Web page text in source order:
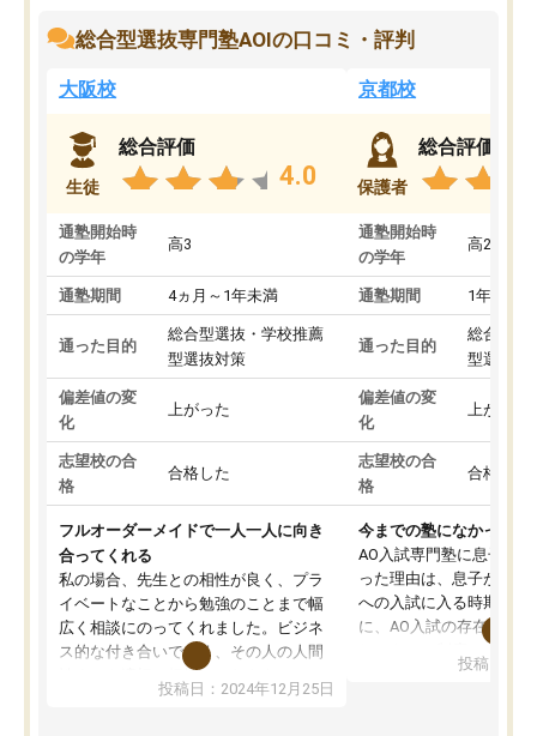
総合型選抜専門塾AOIの口コミ・評判
大阪校
生徒
総合評価
4.0
通塾開始時
の学年
高3
通塾期間 4ヵ月～1年未満
通った目的
総合型選抜・学校推薦
型選抜対策
偏差値の変
化
上がった
志望校の合
格
合格した
フルオーダーメイドで一人一人に向き
合ってくれる
私の場合、先生との相性が良く、プラ
イベートなことから勉強のことまで幅
広く相談にのってくれました。ビジネ
ス的な付き合いでなく、その人の人間
性までを適切に把握し、むきあってい
るなぁと強く感じることできました。
投稿日：2024年12月25日
京都校
保護者
総合評価
通塾開始時
の学年
高2
通塾期間 1年以上
通った目的
総合型選
型選抜対
偏差値の変
化
上がった
志望校の合
格
合格した
今までの塾になかった
AO入試専門塾に息子を
った理由は、息子が高校
への入試に入る時期に差
に、AO入試の存在を息
たことから、AOIに入塾
投稿日：